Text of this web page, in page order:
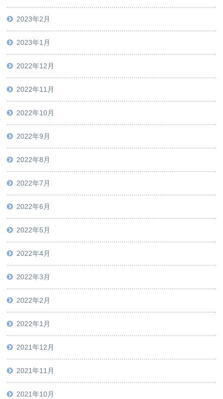
2023年2月
2023年1月
2022年12月
2022年11月
2022年10月
2022年9月
2022年8月
2022年7月
2022年6月
2022年5月
2022年4月
2022年3月
2022年2月
2022年1月
2021年12月
2021年11月
2021年10月